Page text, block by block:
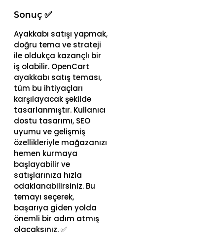
Sonuç ✅
Ayakkabı satışı yapmak,
doğru tema ve strateji
ile oldukça kazançlı bir
iş olabilir. OpenCart
ayakkabı satış teması,
tüm bu ihtiyaçları
karşılayacak şekilde
tasarlanmıştır. Kullanıcı
dostu tasarımı, SEO
uyumu ve gelişmiş
özellikleriyle mağazanızı
hemen kurmaya
başlayabilir ve
satışlarınıza hızla
odaklanabilirsiniz. Bu
temayı seçerek,
başarıya giden yolda
önemli bir adım atmış
olacaksınız. ✅